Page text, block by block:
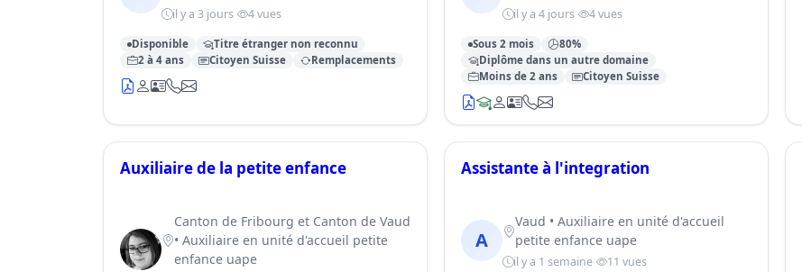
il y a 3 jours 4 vues
Disponible
Titre étranger non reconnu
2 à 4 ans
Citoyen Suisse Remplacements
il y a 4 jours 4 vues
Sous 2 mois
80%
Diplôme dans un autre domaine
Moins de 2 ans
Citoyen Suisse
Auxiliaire de la petite enfance
Canton de Fribourg et Canton de Vaud
• Auxiliaire en unité d'accueil petite
enfance uape
Assistante à l'integration
A
Vaud • Auxiliaire en unité d'accueil
petite enfance uape
il y a 1 semaine 11 vues